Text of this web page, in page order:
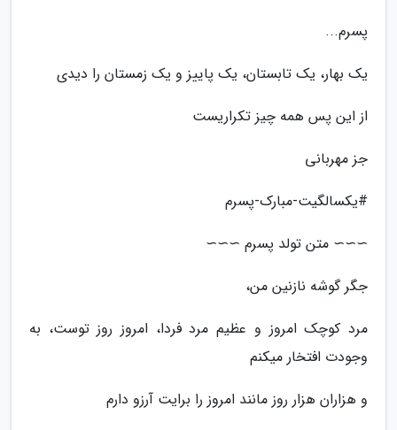
پسرم...
یک بهار، یک تابستان، یک پاییز و یک زمستان را دیدی
از این پس همه چیز تکراریست
جز مهربانی
#یکسالگیت-مبارک-پسرم
∼∼∼ متن تولد پسرم ∼∼∼
جگر گوشه نازنین من،
مرد کوچک امروز و عظیم مرد فردا، امروز روز توست، به
وجودت افتخار میکنم
و هزاران هزار روز مانند امروز را برایت آرزو دارم